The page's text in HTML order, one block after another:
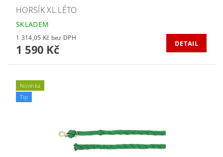
HORSÍK XL LÉTO
SKLADEM
1 314,05 Kč bez DPH
1 590 Kč DETAIL
Novinka
Tip